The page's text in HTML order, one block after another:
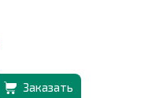
Заказать